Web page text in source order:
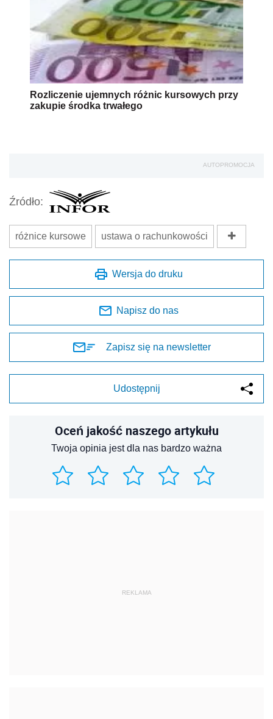
Rozliczenie ujemnych różnic kursowych przy
zakupie środka trwałego
AUTOPROMOCJA
Źródło:
różnice kursowe ustawa o rachunkowości
Wersja do druku
Napisz do nas
Zapisz się na newsletter
Udostępnij
Oceń jakość naszego artykułu
Twoja opinia jest dla nas bardzo ważna
REKLAMA